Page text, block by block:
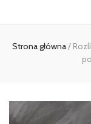
Strona główna/